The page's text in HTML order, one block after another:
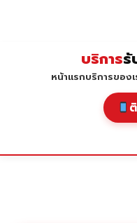
บริการรั
หน้าแรกบริการของเ